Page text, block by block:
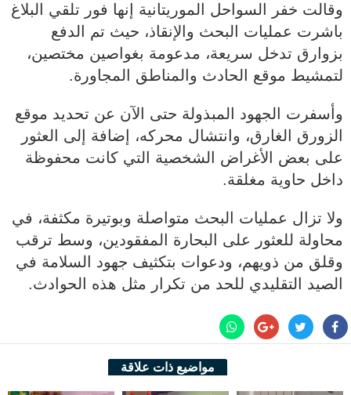
وقالت خفر السواحل الموريتانية إنها فور تلقي البلاغ
باشرت عمليات البحث والإنقاذ، حيث تم الدفع
بزوارق تدخل سريعة، مدعومة بغواصين مختصين،
لتمشيط موقع الحادث والمناطق المجاورة.
وأسفرت الجهود المبذولة حتى الآن عن تحديد موقع
الزورق الغارق، وانتشال محركه، إضافة إلى العثور
على بعض الأغراض الشخصية التي كانت محفوظة
داخل حاوية مغلقة.
ولا تزال عمليات البحث متواصلة وبوتيرة مكثفة، في
محاولة للعثور على البحارة المفقودين، وسط ترقب
وقلق من ذويهم، ودعوات بتكثيف جهود السلامة في
الصيد التقليدي للحد من تكرار مثل هذه الحوادث.
مواضيع ذات علاقة